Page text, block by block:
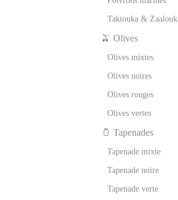
Taktouka & Zaalouk
🫒 Olives
Olives mixtes
Olives noires
Olives rouges
Olives vertes
🫙 Tapenades
Tapenade mixte
Tapenade noire
Tapenade verte